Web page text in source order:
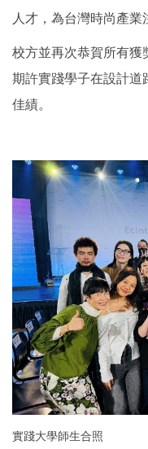
人才，為台灣時尚產業
校方並再次恭賀所有獲
期許實踐學子在設計道
佳績。
實踐大學師生合照